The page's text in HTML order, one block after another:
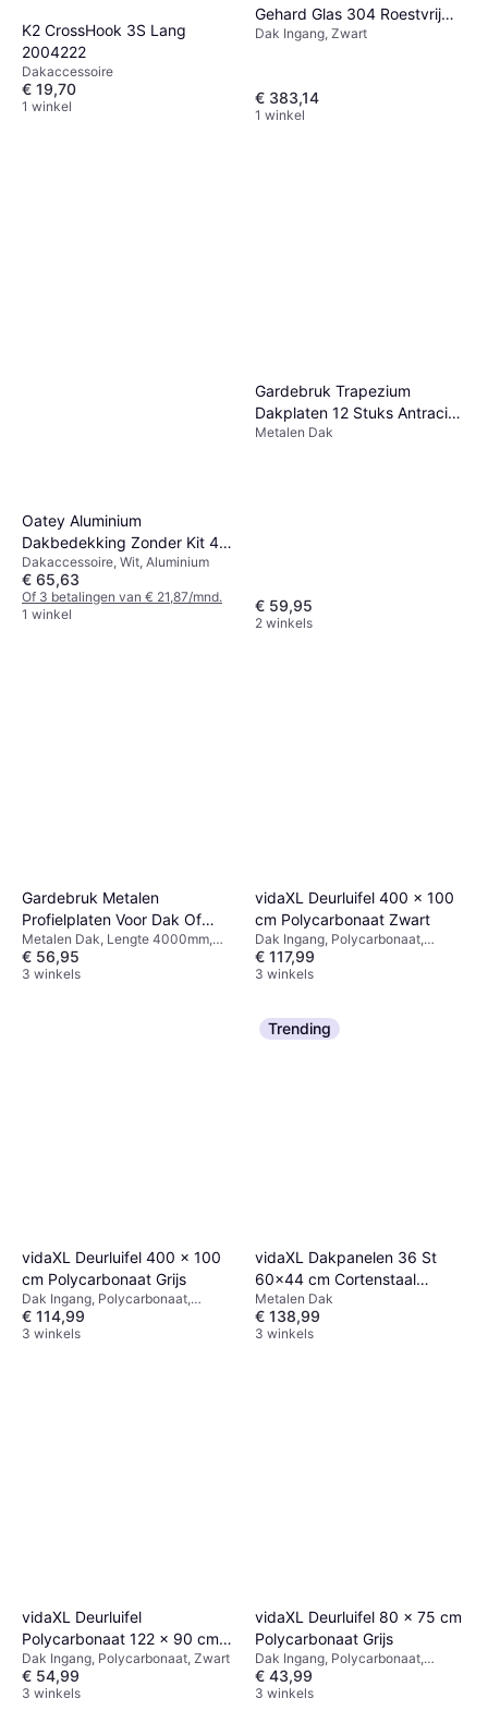
K2 CrossHook 3S Lang
2004222
Dakaccessoire
€ 19,70
1 winkel
Gehard Glas 304 Roestvrij
Staal
Dak Ingang, Zwart
€ 383,14
1 winkel
Oatey Aluminium
Dakbedekking Zonder Kit 4
Inch
Dakaccessoire, Wit, Aluminium
€ 65,63
Of 3 betalingen van € 21,87/mnd.
1 winkel
Gardebruk Trapezium
Dakplaten 12 Stuks Antraciet
Metaal 129x46cm
Metalen Dak
€ 59,95
2 winkels
Gardebruk Metalen
Profielplaten Voor Dak Of
Wandmontage Groen Set 12
Stuks
Metalen Dak, Lengte 4000mm,
Gewicht 100kgGroen
€ 56,95
3 winkels
vidaXL Deurluifel 400 x 100
cm Polycarbonaat Zwart
Dak Ingang, Polycarbonaat,
Lengte 400mm, Breedte 1000mm,
Zwart
€ 117,99
3 winkels
vidaXL Deurluifel 400 x 100
cm Polycarbonaat Grijs
Dak Ingang, Polycarbonaat,
Lengte 1000mm, Breedte
4000mm, Grijs
€ 114,99
3 winkels
Trending
vidaXL Dakpanelen 36 St
60x44 cm Cortenstaal
Roestig
Metalen Dak
€ 138,99
3 winkels
vidaXL Deurluifel
Polycarbonaat 122 x 90 cm
Zwart
Dak Ingang, Polycarbonaat, Zwart
€ 54,99
3 winkels
vidaXL Deurluifel 80 x 75 cm
Polycarbonaat Grijs
Dak Ingang, Polycarbonaat,
Breedte 800mm, Grijs, Transparant
€ 43,99
3 winkels